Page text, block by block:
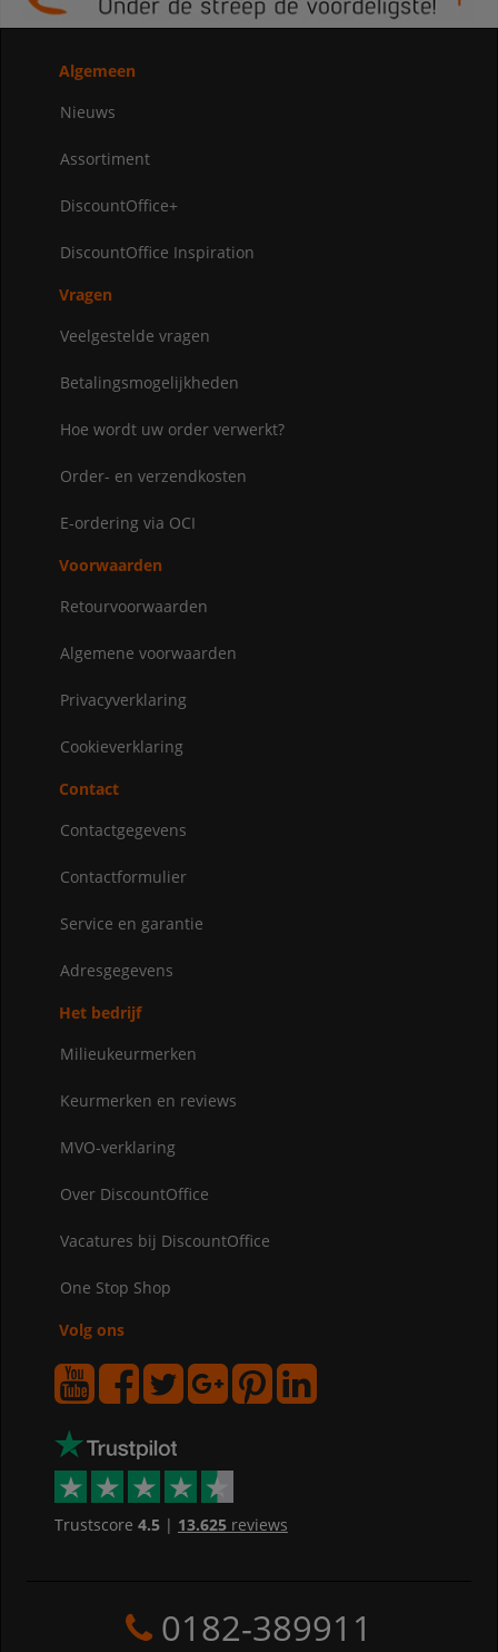
Algemeen
Nieuws
Assortiment
DiscountOffice+
DiscountOffice Inspiration
Vragen
Veelgestelde vragen
Betalingsmogelijkheden
Hoe wordt uw order verwerkt?
Order- en verzendkosten
E-ordering via OCI
Voorwaarden
Retourvoorwaarden
Algemene voorwaarden
Privacyverklaring
Cookieverklaring
Contact
Contactgegevens
Contactformulier
Service en garantie
Adresgegevens
Het bedrijf
Milieukeurmerken
Keurmerken en reviews
MVO-verklaring
Over DiscountOffice
Vacatures bij DiscountOffice
One Stop Shop
Volg ons
Trustscore 4.5| 13.625reviews
0182-389911